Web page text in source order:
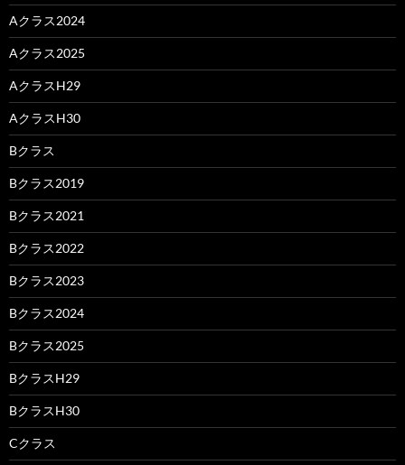
Aクラス2024
Aクラス2025
AクラスH29
AクラスH30
Bクラス
Bクラス2019
Bクラス2021
Bクラス2022
Bクラス2023
Bクラス2024
Bクラス2025
BクラスH29
BクラスH30
Cクラス